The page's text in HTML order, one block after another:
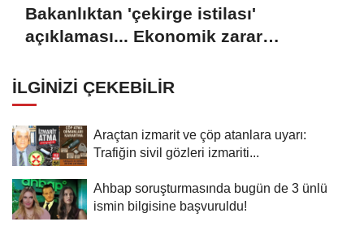
Bakanlıktan 'çekirge istilası'
açıklaması... Ekonomik zarar
İLGINIZI ÇEKEBILIR
Araçtan izmarit ve çöp atanlara uyarı:
Trafiğin sivil gözleri izmariti...
Ahbap soruşturmasında bugün de 3 ünlü
ismin bilgisine başvuruldu!